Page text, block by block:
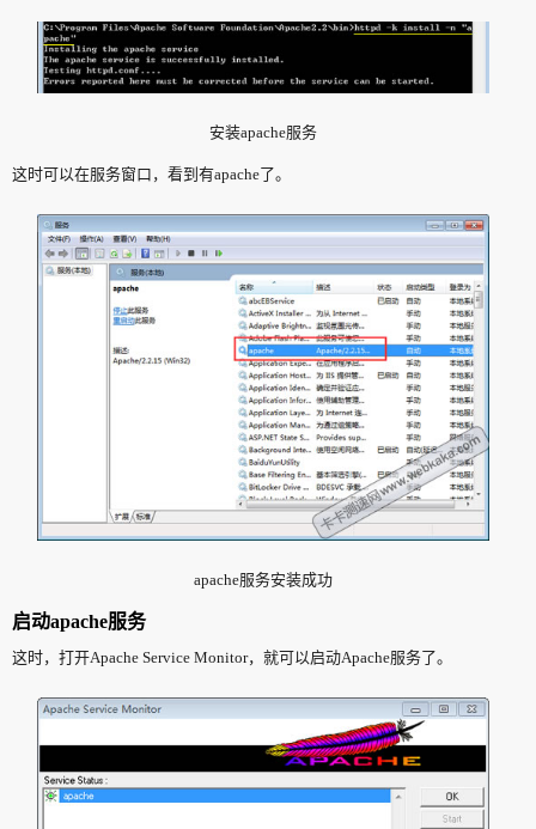
安装apache服务
这时可以在服务窗口，看到有apache了。
apache服务安装成功
启动apache服务
这时，打开Apache Service Monitor，就可以启动Apache服务了。